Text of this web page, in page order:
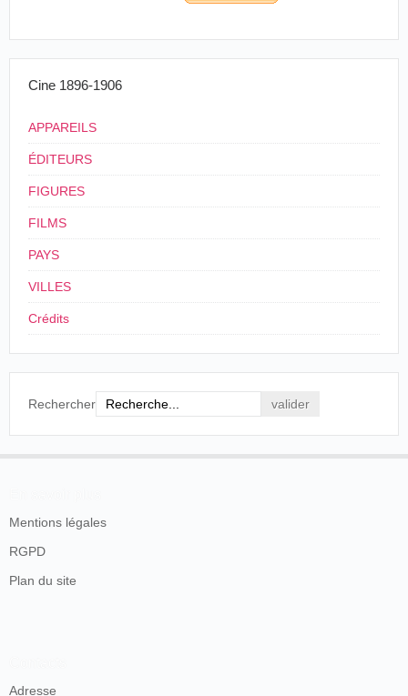
Cine 1896-1906
APPAREILS
ÉDITEURS
FIGURES
FILMS
PAYS
VILLES
Crédits
Rechercher
Mentions légales
RGPD
Plan du site
Adresse